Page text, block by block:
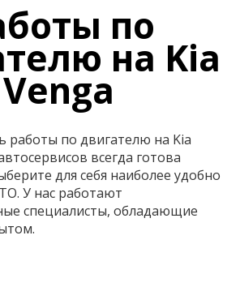
по
на Kia
Venga
работы по двигателю на Kia
всегда готова
для себя наиболее удобно
У нас работают
специалисты, обладающие